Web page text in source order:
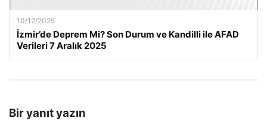
10/12/2025
İzmir’de Deprem Mi? Son Durum ve Kandilli ile AFAD
Verileri 7 Aralık 2025
Bir yanıt yazın